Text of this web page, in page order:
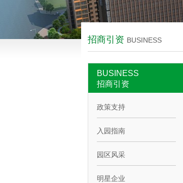
招商引资 BUSINESS
BUSINESS
招商引资
政策支持
入园指南
园区风采
明星企业